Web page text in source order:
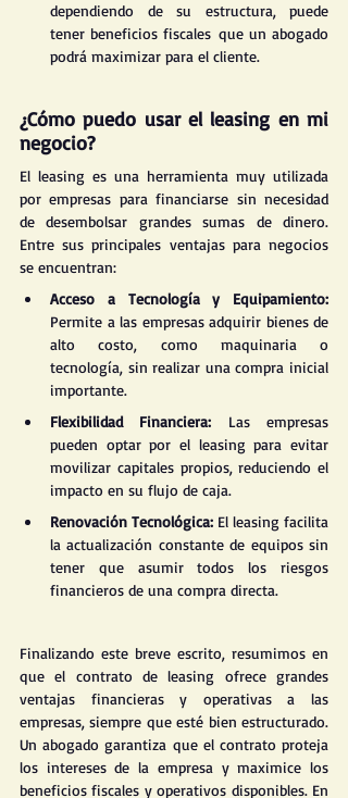
dependiendo de su estructura, puede
tener beneficios fiscales que un abogado
podrá maximizar para el cliente​​.
¿Cómo puedo usar el leasing en mi
negocio?
El leasing es una herramienta muy utilizada
por empresas para financiarse sin necesidad
de desembolsar grandes sumas de dinero.
Entre sus principales ventajas para negocios
se encuentran:
Permite a las empresas adquirir bienes de
alto costo, como maquinaria o
tecnología, sin realizar una compra inicial
importante​.
Flexibilidad Financiera: Las empresas
pueden optar por el leasing para evitar
movilizar capitales propios, reduciendo el
impacto en su flujo de caja​.
Renovación Tecnológica: El leasing facilita
la actualización constante de equipos sin
tener que asumir todos los riesgos
financieros de una compra directa​.
Finalizando este breve escrito, resumimos en
que el contrato de leasing ofrece grandes
ventajas financieras y operativas a las
empresas, siempre que esté bien estructurado.
Un abogado garantiza que el contrato proteja
los intereses de la empresa y maximice los
beneficios fiscales y operativos disponibles. En